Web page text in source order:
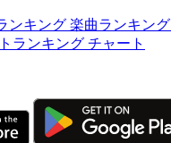
ンキング 楽曲ランキング
ランキング チャート